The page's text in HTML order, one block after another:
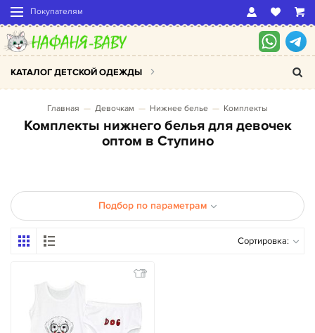
Покупателям
КАТАЛОГ ДЕТСКОЙ ОДЕЖДЫ
Главная Девочкам Нижнее белье Комплекты
Комплекты нижнего белья для девочек
оптом в Ступино
Подбор по параметрам
Сортировка: